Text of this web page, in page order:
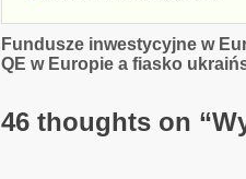
Nawigacja
wpisu
Fundusze inwestycyjne w
QE w Europie a fiasko
46 thoughts on “